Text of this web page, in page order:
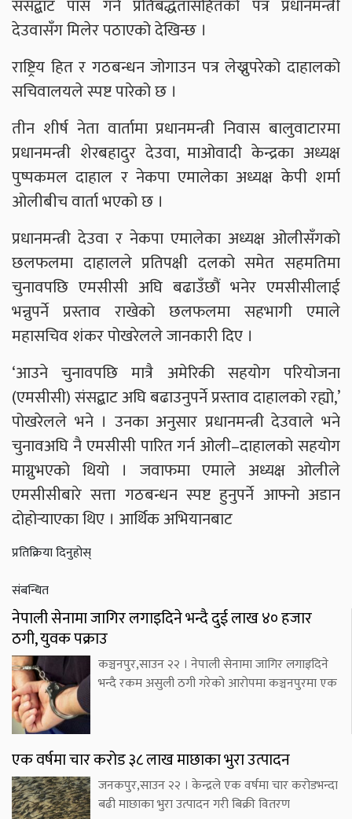
संसद्बाट पास गर्ने प्रतिबद्धतासहितको पत्र प्रधानमन्त्री
देउवासँग मिलेर पठाएको देखिन्छ ।
राष्ट्रिय हित र गठबन्धन जोगाउन पत्र लेख्नुपरेको दाहालको
सचिवालयले स्पष्ट पारेको छ ।
तीन शीर्ष नेता वार्तामा प्रधानमन्त्री निवास बालुवाटारमा
प्रधानमन्त्री शेरबहादुर देउवा, माओवादी केन्द्रका अध्यक्ष
पुष्पकमल दाहाल र नेकपा एमालेका अध्यक्ष केपी शर्मा
ओलीबीच वार्ता भएको छ ।
प्रधानमन्त्री देउवा र नेकपा एमालेका अध्यक्ष ओलीसँगको
छलफलमा दाहालले प्रतिपक्षी दलको समेत सहमतिमा
चुनावपछि एमसीसी अघि बढाउँछौं भनेर एमसीसीलाई
भन्नुपर्ने प्रस्ताव राखेको छलफलमा सहभागी एमाले
महासचिव शंकर पोखरेलले जानकारी दिए ।
‘आउने चुनावपछि मात्रै अमेरिकी सहयोग परियोजना
(एमसीसी) संसद्बाट अघि बढाउनुपर्ने प्रस्ताव दाहालको रह्यो,’
पोखरेलले भने । उनका अनुसार प्रधानमन्त्री देउवाले भने
चुनावअघि नै एमसीसी पारित गर्न ओली–दाहालको सहयोग
माग्नुभएको थियो । जवाफमा एमाले अध्यक्ष ओलीले
एमसीसीबारे सत्ता गठबन्धन स्पष्ट हुनुपर्ने आफ्नो अडान
दोहोर्‍याएका थिए । आर्थिक अभियानबाट
प्रतिक्रिया दिनुहोस्
संबन्धित
नेपाली सेनामा जागिर लगाइदिने भन्दै दुई लाख ४० हजार
ठगी, युवक पक्राउ
कञ्चनपुर,साउन २२ । नेपाली सेनामा जागिर लगाइदिने
भन्दै रकम असुली ठगी गरेको आरोपमा कञ्चनपुरमा एक
एक वर्षमा चार करोड ३८ लाख माछाका भुरा उत्पादन
जनकपुर,साउन २२ । केन्द्रले एक वर्षमा चार करोडभन्दा
बढी माछाका भुरा उत्पादन गरी बिक्री वितरण